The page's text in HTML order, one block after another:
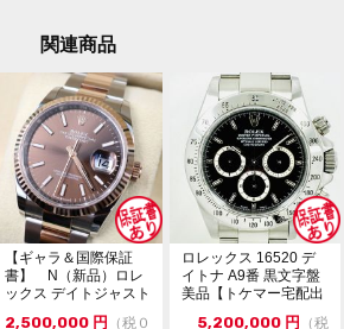
リーンタグ 余り駒2個
ダム番シリアル・鏡面クラスプ・生産終了モデル
約+3秒（タイムグラファー計測・平置き・使用
計測環境によって数値が変動致します。参考程度
えください。）
や細かな当てキズがありますが、目立つ大きなキ
ありません。
にキズやカケはありませんが、線状の汚れのよう
が付着しています。
バーホール歴や磨きの有無は不明です。
関連商品
【ギャラ＆国際保証
書】 N（新品）ロレ
ックス デイトジャスト
126231 36m...
2,500,000 円 （税０
ロレックス 16520 デ
イトナ A9番 黒文字盤
美品【トケマー宅配出
5,200,000 円 （税